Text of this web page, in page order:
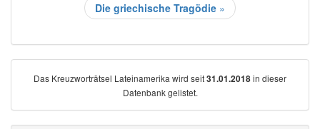
Die griechische Tragödie »
Das Kreuzworträtsel Lateinamerika wird seit31.01.2018in dieser
Datenbank gelistet.